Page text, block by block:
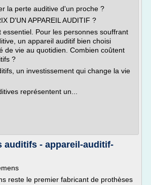
la perte auditive d'un proche ?
D'UN APPAREIL AUDITIF ?
essentiel. Pour les personnes souffrant
un appareil auditif bien choisi
de vie au quotidien. Combien coûtent
?
un investissement qui change la vie
représentent un...
auditifs - appareil-auditif-
reste le premier fabricant de prothèses